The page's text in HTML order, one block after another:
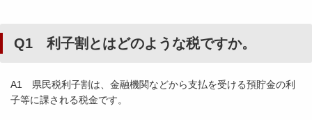
Q1 利子割とはどのような税ですか。
A1 県民税利子割は、金融機関などから支払を受ける預貯金の利
子等に課される税金です。